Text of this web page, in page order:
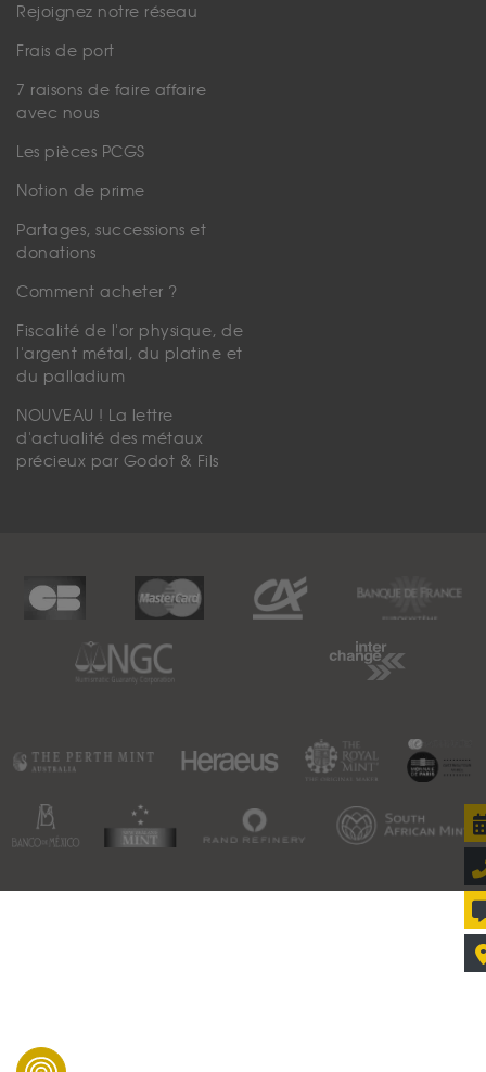
Rejoignez notre réseau
Frais de port
7 raisons de faire affaire
avec nous
Les pièces PCGS
Notion de prime
Partages, successions et
donations
Comment acheter ?
Fiscalité de l'or physique, de
l'argent métal, du platine et
du palladium
NOUVEAU ! La lettre
d'actualité des métaux
précieux par Godot & Fils